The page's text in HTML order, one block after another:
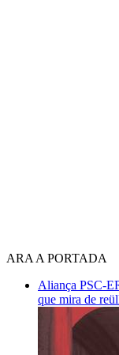
ARA A PORTADA
Aliança PSC-
que mira de